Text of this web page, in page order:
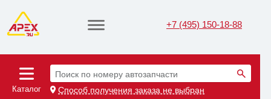
+7 (495) 150-18-88
Каталог
Поиск по номеру автозапчасти
Способ получения заказа не выбран